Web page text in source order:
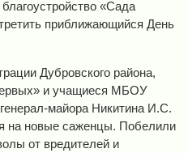
«Сада
приближающийся День
Дубровского района,
и учащиеся МБОУ
майора Никитина И.С.
на новые саженцы. Побелили
от вредителей и